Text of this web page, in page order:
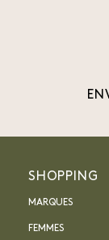
SHOPPING
MARQUES
FEMMES